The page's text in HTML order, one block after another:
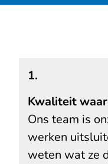
1.
Kwaliteit
Ons team is
werken
weten wat ze